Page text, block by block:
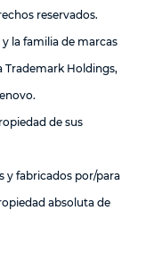
reservados.
y la familia de marcas
Trademark Holdings,
de sus
y fabricados por/para
absoluta de